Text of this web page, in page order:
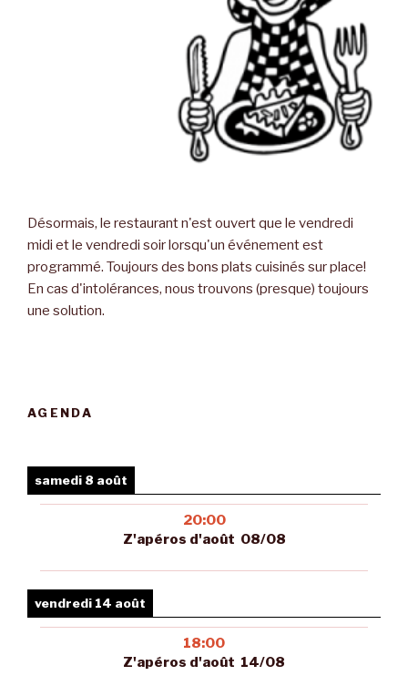
Désormais, le restaurant n'est ouvert que le vendredi
midi et le vendredi soir lorsqu'un événement est
programmé. Toujours des bons plats cuisinés sur place!
En cas d'intolérances, nous trouvons (presque) toujours
une solution.
AGENDA
samedi 8 août
20:00
Z'apéros d'août 08/08
vendredi 14 août
18:00
Z'apéros d'août 14/08